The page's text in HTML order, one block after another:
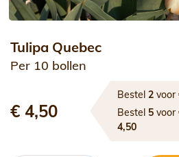
Tulipa Quebec
Per 10 bollen
€ 4,50
Bestel2 voor
Bestel 5 voor
4,50